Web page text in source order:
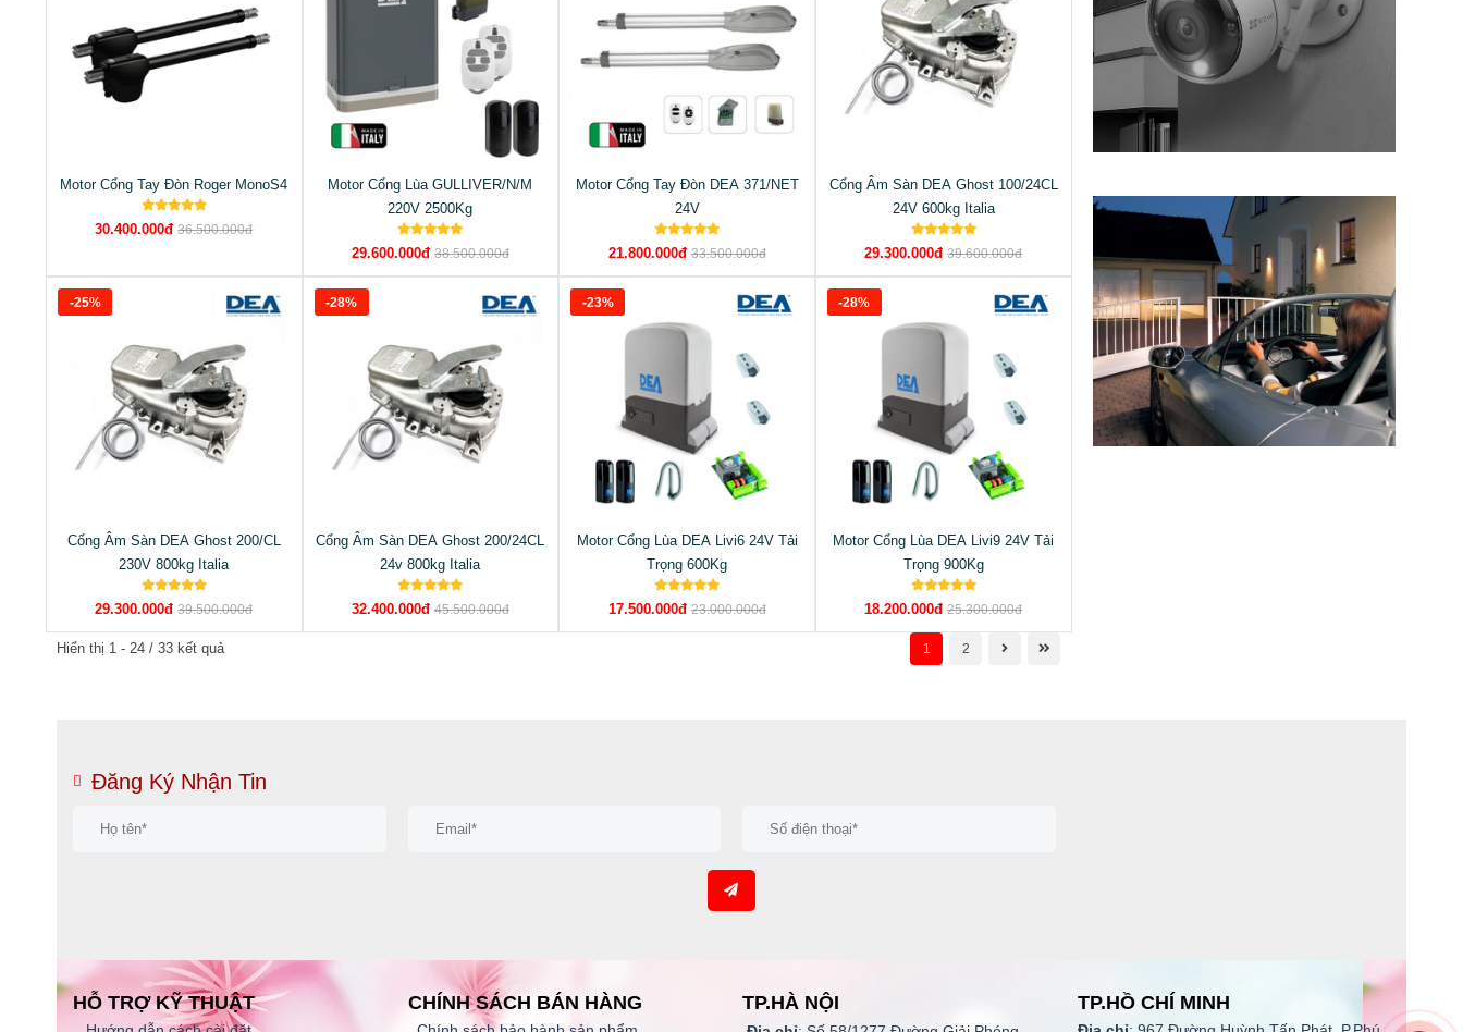
Motor Cổng Tay Đòn Roger MonoS4
30.400.000đ 36.500.000đ
Motor Cổng Lùa GULLIVER/N/M
220V 2500Kg
29.600.000đ 38.500.000đ
Motor Cổng Tay Đòn DEA 371/NET
24V
21.800.000đ 33.500.000đ
Cổng Âm Sàn DEA Ghost 100/24CL
24V 600kg Italia
29.300.000đ 39.600.000đ
Cổng Âm Sàn DEA Ghost 200/CL
230V 800kg Italia
29.300.000đ 39.500.000đ
-25%
Cổng Âm Sàn DEA Ghost 200/24CL
24v 800kg Italia
32.400.000đ 45.500.000đ
-28%
Motor Cổng Lùa DEA Livi6 24V Tải
Trọng 600Kg
17.500.000đ 23.000.000đ
-23%
Motor Cổng Lùa DEA Livi9 24V Tải
Trọng 900Kg
18.200.000đ 25.300.000đ
-28%
Hiển thị 1 - 24 / 33 kết quả 1 2
Đăng Ký Nhận Tin
HỖ TRỢ KỸ THUẬT CHÍNH SÁCH BÁN HÀNG TP.HÀ NỘI TP.HỒ CHÍ MINH